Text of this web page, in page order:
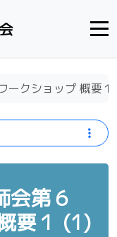
ークショップ 概要
会第６
要１ (1)